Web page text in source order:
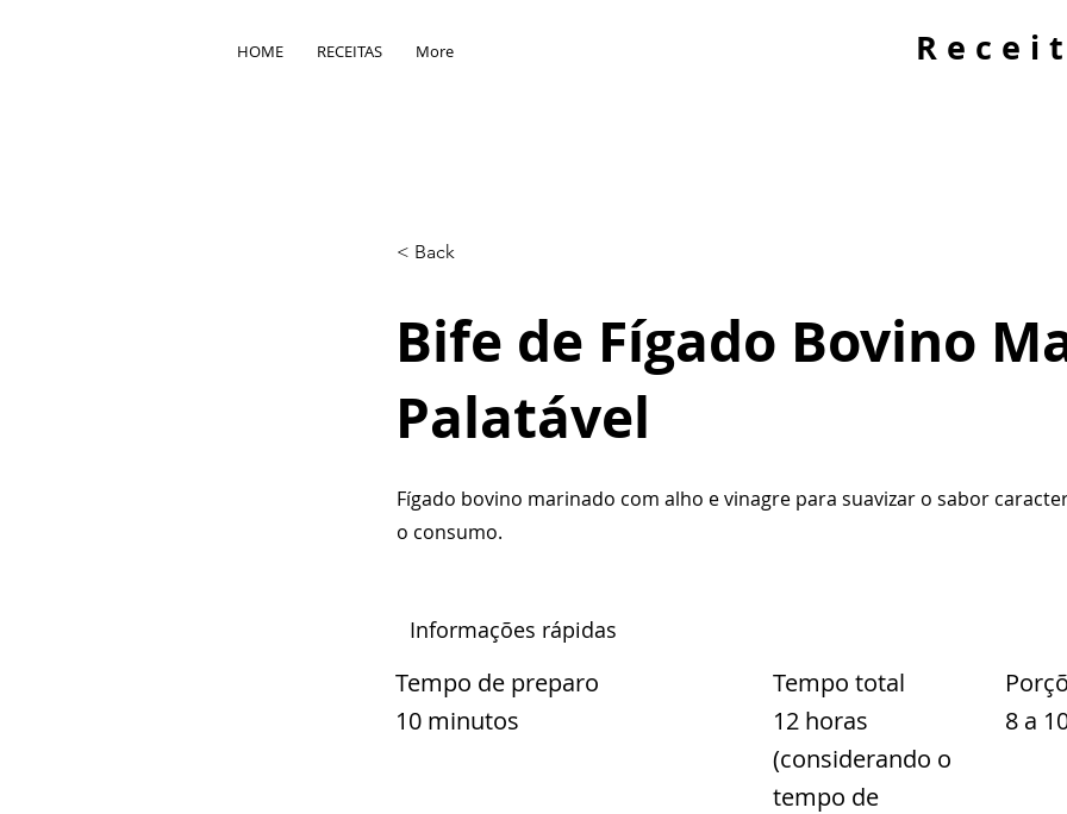
HOME RECEITAS More
< Back
Bife de Fígado Bovino
Palatável
Fígado bovino marinado com alho e vinagre para suavizar o sabor
o consumo.
Informações rápidas
Tempo de preparo
10 minutos
Tempo total
12 horas
(considerando o
tempo de
8 a